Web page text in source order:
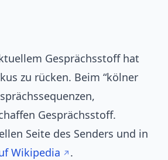
Gesprächsstoff hat
zu rücken. Beim “kölner
Gesprächsstoff.
Seite des Senders und in
Wikipedia .